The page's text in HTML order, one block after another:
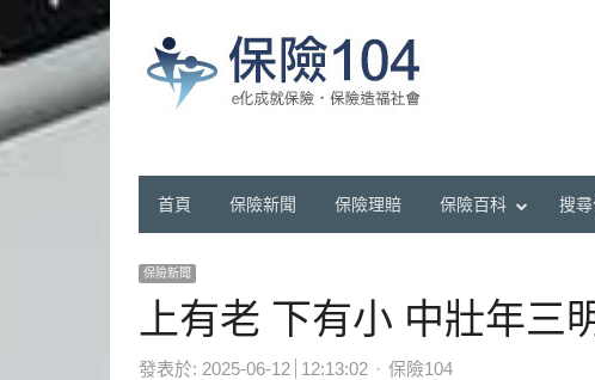
首頁 保險新聞 保險理賠 保險百科 搜
保險新聞
上有老 下有小 中壯年三
發表於: 2025-06-12 12:13:02 Author
保險104